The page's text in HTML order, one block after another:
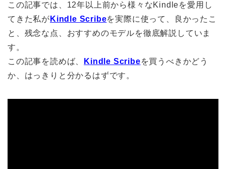
この記事では、12年以上前から様々なKindleを愛用し
てきた私が Kindle Scribeを実際に使って、良かったこ
と、残念な点、おすすめのモデルを徹底解説していま
す。
この記事を読めば、
Kindle Scribeを買うべきかどう
か、はっきりと分かるはずです。